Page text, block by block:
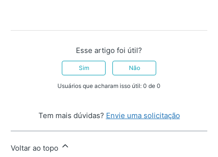
Esse artigo foi útil?
Sim Não
Usuários que acharam isso útil: 0 de 0
Tem mais dúvidas? Envie uma solicitação
Voltar ao topo